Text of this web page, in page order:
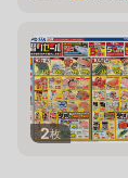
2枚